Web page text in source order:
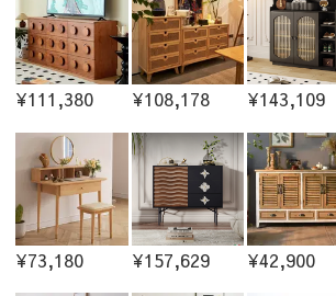
¥111,380 ¥108,178 ¥143,109
¥73,180 ¥157,629 ¥42,900